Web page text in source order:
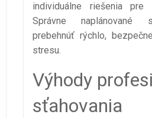
individuálne riešenia pre
Správne naplánované
prebehnúť rýchlo,
stresu.
Výhody
sťahovania